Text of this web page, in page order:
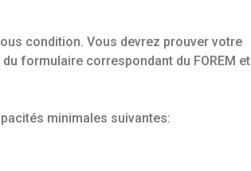
condition. Vous devrez prouver votre
formulaire correspondant du FOREM et
minimales suivantes: